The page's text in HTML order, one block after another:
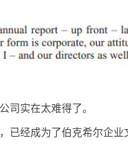
司实在太难得了。
已经成为了伯克希尔企业